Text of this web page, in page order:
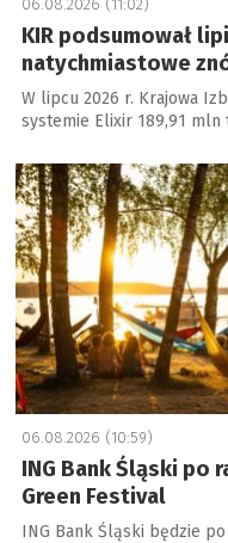
06.08.2026 (11:02)
KIR podsumował
natychmiastowe
W lipcu 2026 r. Krajowa
systemie Elixir 189,91 mln
a
06.08.2026 (10:59)
ING Bank Śląski po
Green Festival
ING Bank Śląski będzie